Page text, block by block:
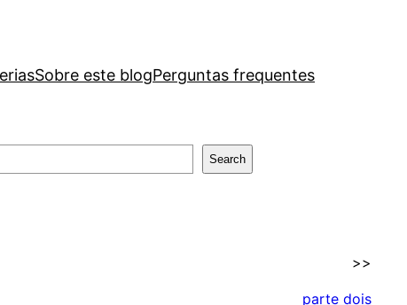
Sobre este blogPerguntas frequentes
Search
>>
parte dois